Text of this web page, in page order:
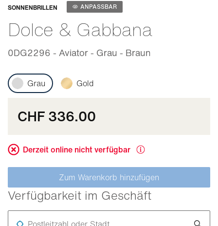
SONNENBRILLEN ANPASSBAR
Dolce & Gabbana
0DG2296 - Aviator - Grau - Braun
Anpassbar
Grau Gold
CHF 336.00
Derzeit online nicht verfügbar
Zum Warenkorb hinzufügen
Verfügbarkeit im Geschäft